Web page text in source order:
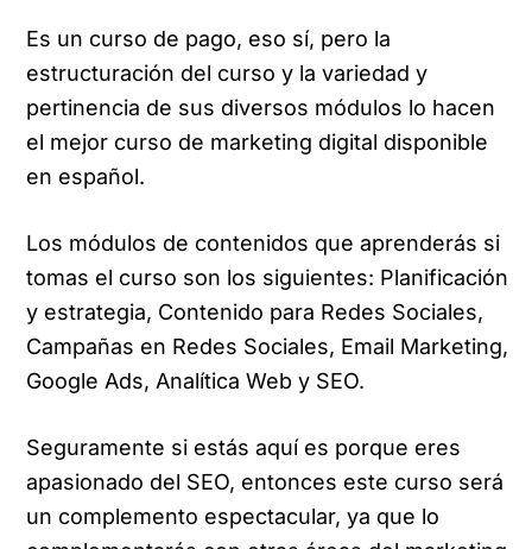
Es un curso de pago, eso sí, pero la
estructuración del curso y la variedad y
pertinencia de sus diversos módulos lo hacen
el mejor curso de marketing digital disponible
en español.
Los módulos de contenidos que aprenderás si
tomas el curso son los siguientes: Planificación
y estrategia, Contenido para Redes Sociales,
Campañas en Redes Sociales, Email Marketing,
Google Ads, Analítica Web y SEO.
Seguramente si estás aquí es porque eres
apasionado del SEO, entonces este curso será
un complemento espectacular, ya que lo